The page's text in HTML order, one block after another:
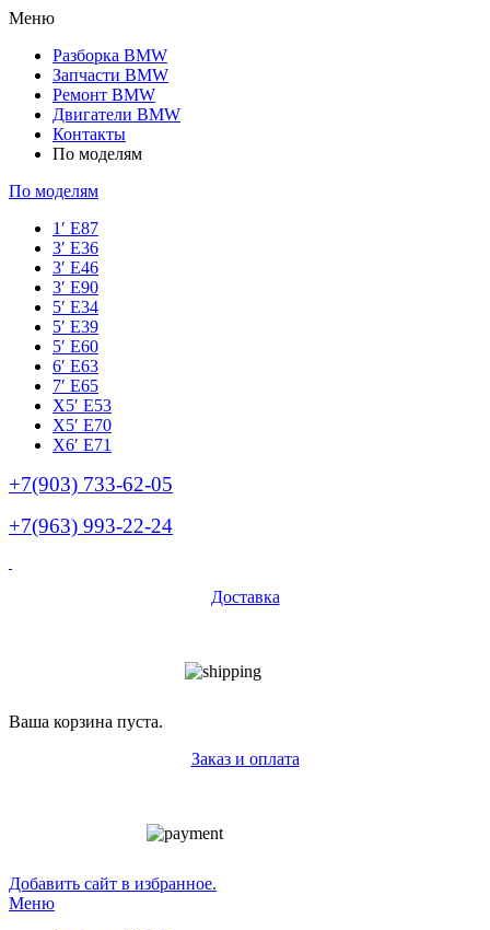
Меню
Разборка BMW
Запчасти BMW
Ремонт BMW
Двигатели BMW
Контакты
По моделям
По моделям
1′ E87
3′ E36
3′ E46
3′ E90
5′ E34
5′ E39
5′ E60
6′ E63
7′ E65
Х5′ E53
X5′ E70
X6′ E71
+7(903) 733-62-05
+7(963) 993-22-24
Доставка
Ваша корзина пуста.
Заказ и оплата
Добавить сайт в избранное.
Меню